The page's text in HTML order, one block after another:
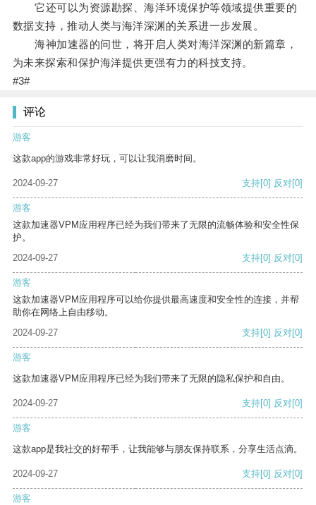
它还可以为资源勘探、海洋环境保护等领域提供重要的
数据支持，推动人类与海洋深渊的关系进一步发展。
海神加速器的问世，将开启人类对海洋深渊的新篇章，
为未来探索和保护海洋提供更强有力的科技支持。
#3#
评论
游客
这款app的游戏非常好玩，可以让我消磨时间。
2024-09-27 支持[0] 反对[0]
游客
这款加速器VPM应用程序已经为我们带来了无限的流畅体验和安全性保
护。
2024-09-27
支持[0] 反对[0]
游客
这款加速器VPM应用程序可以给你提供最高速度和安全性的连接，并帮
助你在网络上自由移动。
2024-09-27
支持[0] 反对[0]
游客
这款加速器VPM应用程序已经为我们带来了无限的隐私保护和自由。
2024-09-27 支持[0] 反对[0]
游客
这款app是我社交的好帮手，让我能够与朋友保持联系，分享生活点滴。
2024-09-27 支持[0] 反对[0]
游客